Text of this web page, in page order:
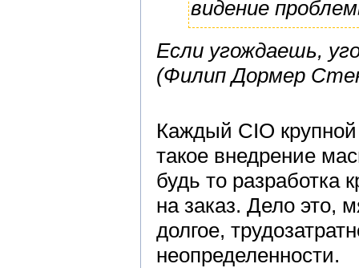
видение
Если угождаешь,
(Филип Дормер
Каждый CIO
такое внедрение
будь то разработка
на заказ. Дело это,
долгое,
неопределенности.